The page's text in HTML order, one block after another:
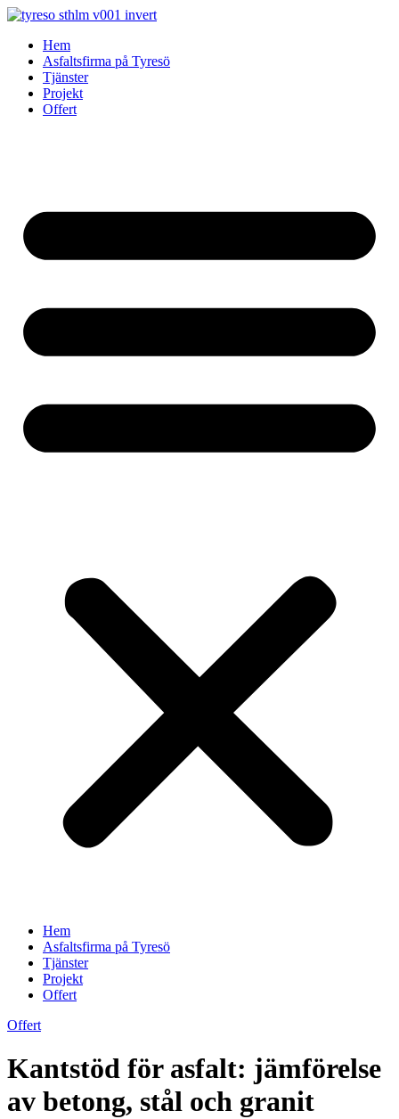
Skip
contentHem
Asfaltsfirma på Tyresö
Tjänster
Projekt
Offert
Hem
Asfaltsfirma på Tyresö
Tjänster
Projekt
Offert
Offert
Kantstöd för asfalt: jämförelse
av betong, stål och granit